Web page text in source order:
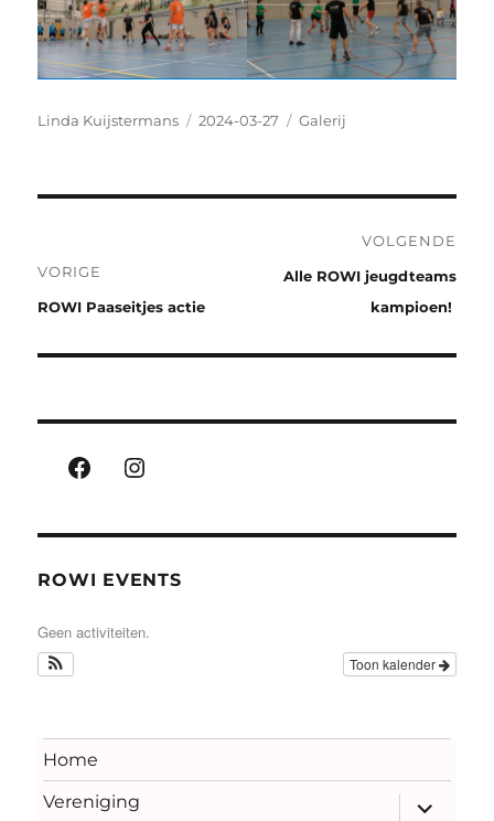
Auteur
Linda Kuijstermans
Geplaatst
2024-03-27 Categorieën
Galerij
navigatie
VORIGE
Vorig
ROWI Paaseitjes actie
VOLGENDE
Volgend
Alle ROWI jeugdteams
kampioen!
FacebookInstagram
ROWI EVENTS
Geen activiteiten.
Toon kalender
Home
Vereniging
submenu